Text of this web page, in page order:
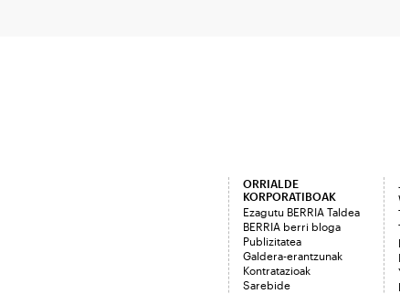
ORRIALDE
KORPORATIBOAK
Ezagutu BERRIA Taldea
BERRIA berri bloga
Publizitatea
Galdera-erantzunak
Kontratazioak
Sarebide